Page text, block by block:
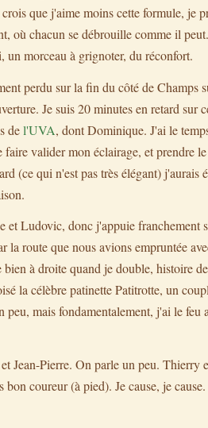
que j'aime moins cette formule, je
où chacun se débrouille comme il
un morceau à grignoter, du réconfort.
perdu sur la fin du côté de Champs
Je suis 20 minutes en retard sur
del'UVA, dont Dominique. J'ai le
valider mon éclairage, et prendre
(ce qui n'est pas très élégant) j'aurais
et Ludovic, donc j'appuie franchement
la route que nous avions empruntée
à droite quand je double, histoire
la célèbre patinette Patitrotte, un
peu, mais fondamentalement, j'ai le feu
Jean-Pierre. On parle un peu. Thierry
coureur (à pied). Je cause, je cause.